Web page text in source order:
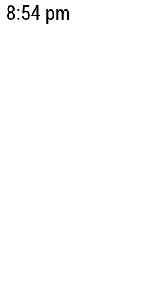
8:54 pm